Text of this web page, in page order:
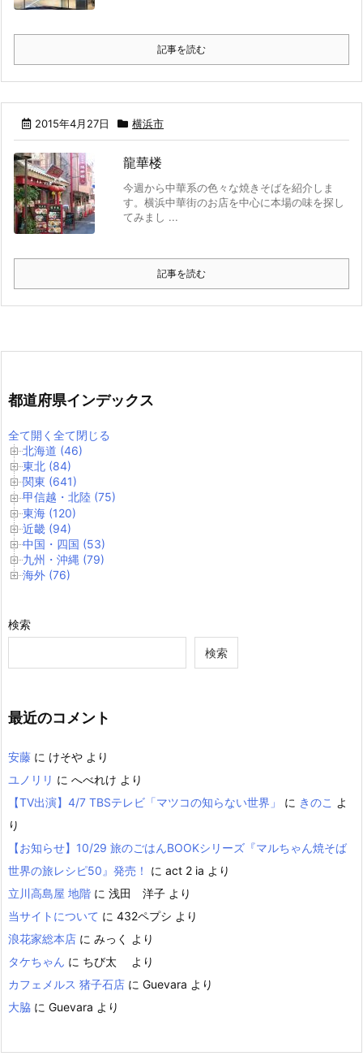
記事を読む
2015年4月27日 横浜市
龍華楼
今週から中華系の色々な焼きそばを紹介しま
す。横浜中華街のお店を中心に本場の味を探し
てみまし ...
記事を読む
都道府県インデックス
全て開く 全て閉じる
北海道 (46)
東北 (84)
関東 (641)
甲信越・北陸 (75)
東海 (120)
近畿 (94)
中国・四国 (53)
九州・沖縄 (79)
海外 (76)
検索
検索
最近のコメント
安藤 に けそや より
ユノリリ に へべれけ より
【TV出演】4/7 TBSテレビ「マツコの知らない世界」
に きのこ よ
り
【お知らせ】10/29 旅のごはんBOOKシリーズ『マルちゃん焼そば
世界の旅レシピ50』発売！
に act 2 ia より
立川高島屋 地階 に 浅田 洋子 より
当サイトについて に 432ペプシ より
浪花家総本店 に みっく より
タケちゃん に ちび太
より
カフェメルス 猪子石店 に Guevara より
大脇 に Guevara より